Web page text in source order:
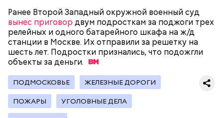
Ранее Второй Западный окружной военный суд
вынес приговор двум подросткам за поджоги трех
релейных и одного батарейного шкафа на ж/д
станции в Москве. Их отправили за решетку на
шесть лет. Подростки признались, что подожгли
объекты заденьги.
ПОДМОСКОВЬЕ ЖЕЛЕЗНЫЕ ДОРОГИ
ПОЖАРЫ УГОЛОВНЫЕ ДЕЛА
— Гасанов, являясь индивидуальным
предпринимателем, осуществлял
предпринимательскую деятельность в области
сетях. С целью сокрытия своих доходов часть
денежных средств от спонсоров розыгрышей,
покупателей различных мотивационных курсов и
прогнозов ставок на спорт Гасанов получал на
Следующим подопытным стал друг детства
Миссюры Константин. 3 февраля того же года,
когда молодые люди ехали вместе в машине,
подозреваемый угостил приятеля морсом с
этиленгликолем. Через два дня Константин умер в
больнице.